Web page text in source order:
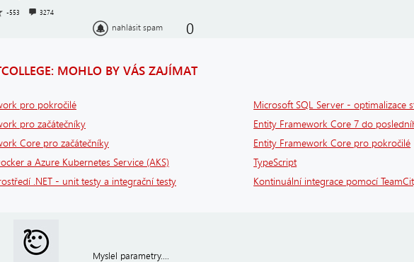
-553 3274
nahlásit spam 0
MOHLO BY VÁS ZAJÍMAT
pro pokročilé
Microsoft SQL Server - optimalizace
pro začátečníky
Entity Framework Core 7 do
Core pro začátečníky
Entity Framework Core pro pokročilé
a Azure Kubernetes Service (AKS)
TypeScript
.NET - unit testy a integrační testy
Kontinuální integrace pomocí
Myslel parametry....